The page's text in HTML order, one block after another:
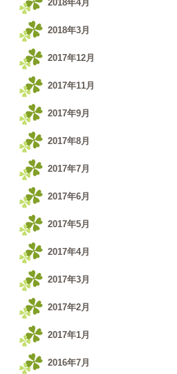
2018年4月
2018年3月
2017年12月
2017年11月
2017年9月
2017年8月
2017年7月
2017年6月
2017年5月
2017年4月
2017年3月
2017年2月
2017年1月
2016年7月